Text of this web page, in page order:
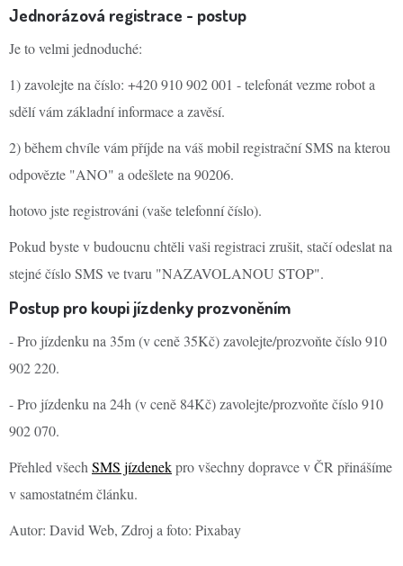
Jednorázová registrace - postup
Je to velmi jednoduché:
1) zavolejte na číslo: +420 910 902 001 - telefonát vezme robot a
sdělí vám základní informace a zavěsí.
2) během chvíle vám příjde na váš mobil registrační SMS na kterou
odpovězte "ANO" a odešlete na 90206.
hotovo jste registrováni (vaše telefonní číslo).
Pokud byste v budoucnu chtěli vaši registraci zrušit, stačí odeslat na
stejné číslo SMS ve tvaru "NAZAVOLANOU STOP".
Postup pro koupi jízdenky prozvoněním
- Pro jízdenku na 35m (v ceně 35Kč) zavolejte/prozvoňte číslo 910
902 220.
- Pro jízdenku na 24h (v ceně 84Kč) zavolejte/prozvoňte číslo 910
902 070.
Přehled všech SMS jízdenekpro všechny dopravce v ČR přinášíme
v samostatném článku.
Autor: David Web, Zdroj a foto: Pixabay